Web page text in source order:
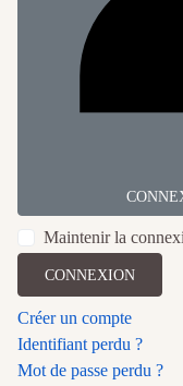
Maintenir la
CONNEXION
Créer un compte
Identifiant perdu ?
Mot de passe perdu ?